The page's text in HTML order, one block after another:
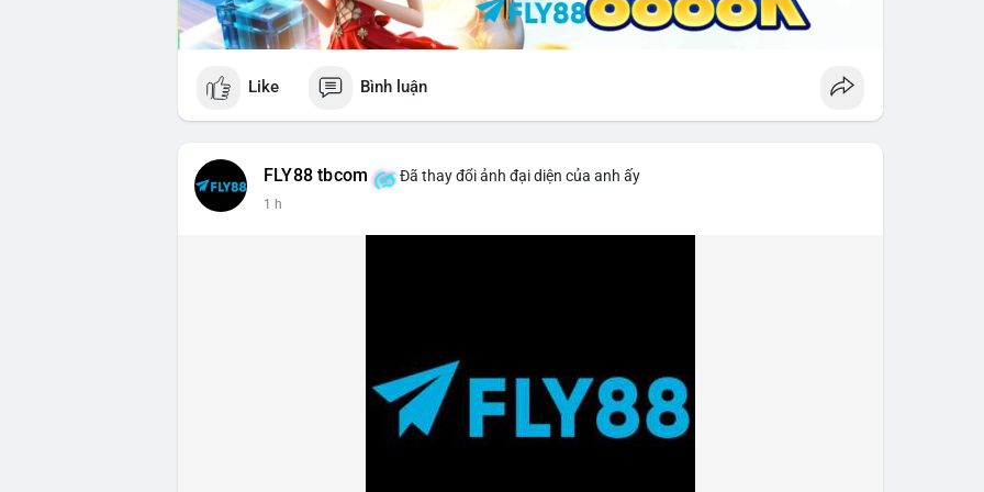
Like Bình luận
FLY88 tbcom Đã thay đổi ảnh đại diện của anh ấy
1 h